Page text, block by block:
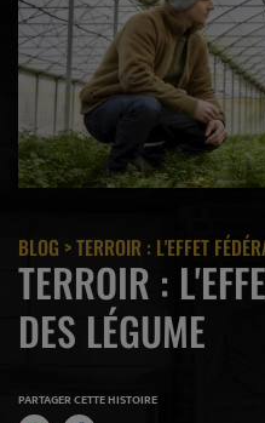
BLOG > TERROIR : L'EFFET
TERROIR :
DES LÉGUME
PARTAGER CETTE HISTOIRE